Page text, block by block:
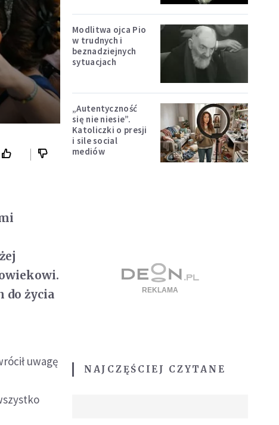
do życia
uwagę
Modlitwa ojca Pio
w trudnych i
beznadziejnych
sytuacjach
„Autentyczność
się nie niesie”.
Katoliczki o presji
i sile social
mediów
NAJCZĘŚCIEJ CZYTANE